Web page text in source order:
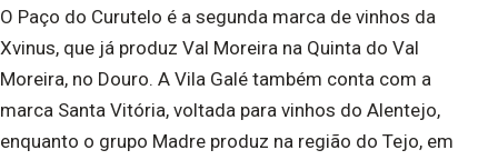
O Paço do Curutelo é a segunda marca de vinhos da
Xvinus, que já produz Val Moreira na Quinta do Val
Moreira, no Douro. A Vila Galé também conta com a
marca Santa Vitória, voltada para vinhos do Alentejo,
enquanto o grupo Madre produz na região do Tejo, em